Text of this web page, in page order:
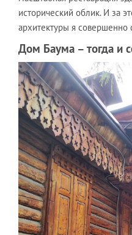
исторический облик. И за
архитектуры я совершенно
Дом Баума – тогда и